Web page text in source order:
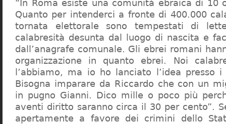
“In Roma esiste una comunità ebraica di 10
Quanto per intenderci a fronte di 400.000
tornata elettorale sono tempestati di
calabresità desunta dal luogo di nascita e
dall’anagrafe comunale. Gli ebrei romani
organizzazione in quanto ebrei. Noi
l’abbiamo, ma io ho lanciato l’idea presso
Bisogna imparare da Riccardo che con un
in pugno Gianni. Dico mille o poco più
aventi diritto saranno circa il 30 per cento”.
apertamente a favore dei crimini dello